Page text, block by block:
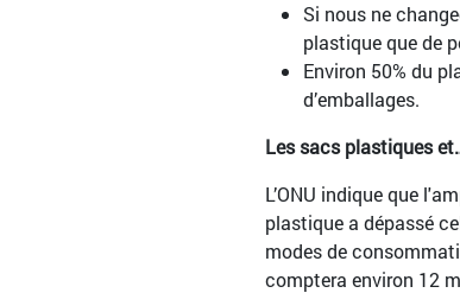
Si nous ne
plastique que de
Environ 50% du
d’emballages.
Les sacs plastiques
L’ONU indique que
plastique a dépassé
modes de
comptera environ 12